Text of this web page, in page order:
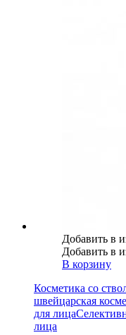
Добавить в
Добавить в
В корзину
Косметика со
швейцарская
для лица
лица